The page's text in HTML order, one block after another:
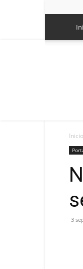
Inicio
3